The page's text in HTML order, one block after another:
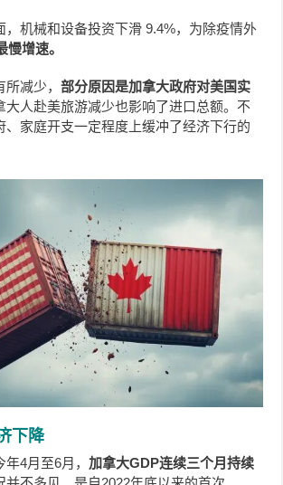
，机械和设备投资下滑 9.4%，为除疫情外
慢增速。
所减少，部分原因是加拿大政府对美国实
大人赴美旅游减少也影响了进口总额。不
、家庭开支一定程度上缓冲了经济下行的
下降
年4月至6月，加拿大GDP连续三个月持续